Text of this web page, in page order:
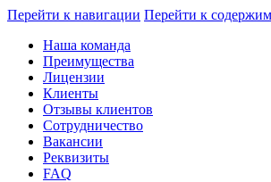
Перейти к навигации Перейти к
Наша команда
Преимущества
Лицензии
Клиенты
Отзывы клиентов
Сотрудничество
Вакансии
Реквизиты
FAQ